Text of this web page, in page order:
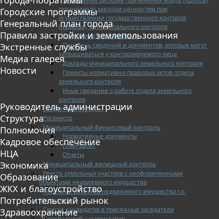
охраняемым законом ценностям при
осуществлении государственного контроля
(надзора), муниципального контроля
Программа профилактики
Перечень сведений и документов, которые могут
запрашиваться у контролируемого лица
Доклады муниципального земельного контроля
Проекты нормативно-правовых актов отдела
земельного контроля
Иные сведения о работе отдела земельного
контроля
Бюджет для граждан
Росреестр
Муниципальный финансовый контроль
Нормативные документы
План работ
Отчеты
Муниципальный жилищный контроль
Реестр земельных участков с неоформленными
объектами недвижимого имущества
Перечень объектов недвижимого имущества г.о.
Жуковский
Списки кандидатов в присяжные заседатели
Городские программы
Генеральный план города
Правила застройки и землепользования
Экстренные службы
Медиа галерея
Новости
Руководитель администрации
Структура
Полномочия
Кадровое обеспечение
НЦА
Экономика
Образование
ЖКХ и благоустройство
Потребительский рынок
Здравоохранение